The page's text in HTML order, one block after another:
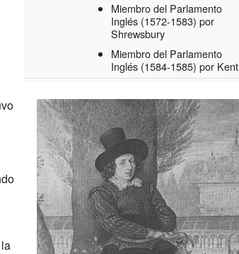
Miembro del Parlamento
Inglés (1572-1583) por
Shrewsbury
Miembro del Parlamento
Inglés (1584-1585) por Kent